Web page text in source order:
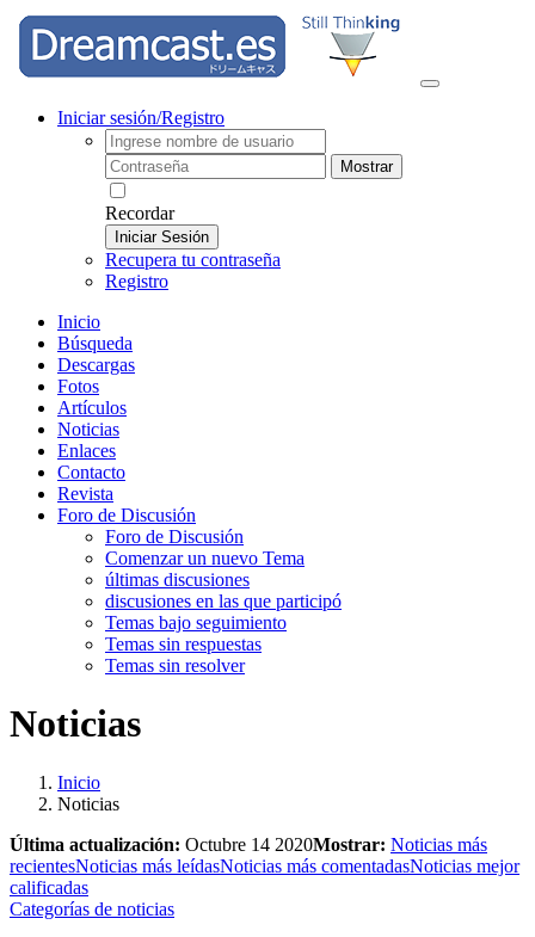
Iniciar sesión/Registro
Mostrar
Recordar
Iniciar Sesión
Recupera tu contraseña
Registro
Inicio
Búsqueda
Descargas
Fotos
Artículos
Noticias
Enlaces
Contacto
Revista
Foro de Discusión
Foro de Discusión
Comenzar un nuevo Tema
últimas discusiones
discusiones en las que participó
Temas bajo seguimiento
Temas sin respuestas
Temas sin resolver
Noticias
Inicio
Noticias
Última actualización: Octubre 14 2020Mostrar: Noticias más
recientesNoticias más leídasNoticias más comentadasNoticias mejor
calificadas
Categorías de noticias